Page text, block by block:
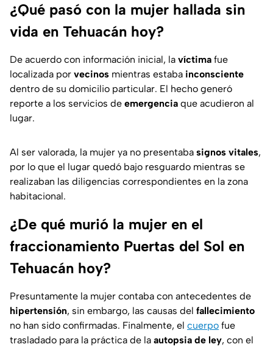
¿Qué pasó con la mujer hallada sin
vida en Tehuacán hoy?
De acuerdo con información inicial, la víctima fue
localizada por vecinos mientras estaba inconsciente
dentro de su domicilio particular. El hecho generó
reporte a los servicios de emergencia que acudieron al
lugar.
Al ser valorada, la mujer ya no presentaba signos vitales,
por lo que el lugar quedó bajo resguardo mientras se
realizaban las diligencias correspondientes en la zona
habitacional.
¿De qué murió la mujer en el
fraccionamiento Puertas del Sol en
Tehuacán hoy?
Presuntamente la mujer contaba con antecedentes de
hipertensión, sin embargo, las causas del fallecimiento
no han sido confirmadas. Finalmente, el cuerpo fue
trasladado para la práctica de la autopsia de ley, con el